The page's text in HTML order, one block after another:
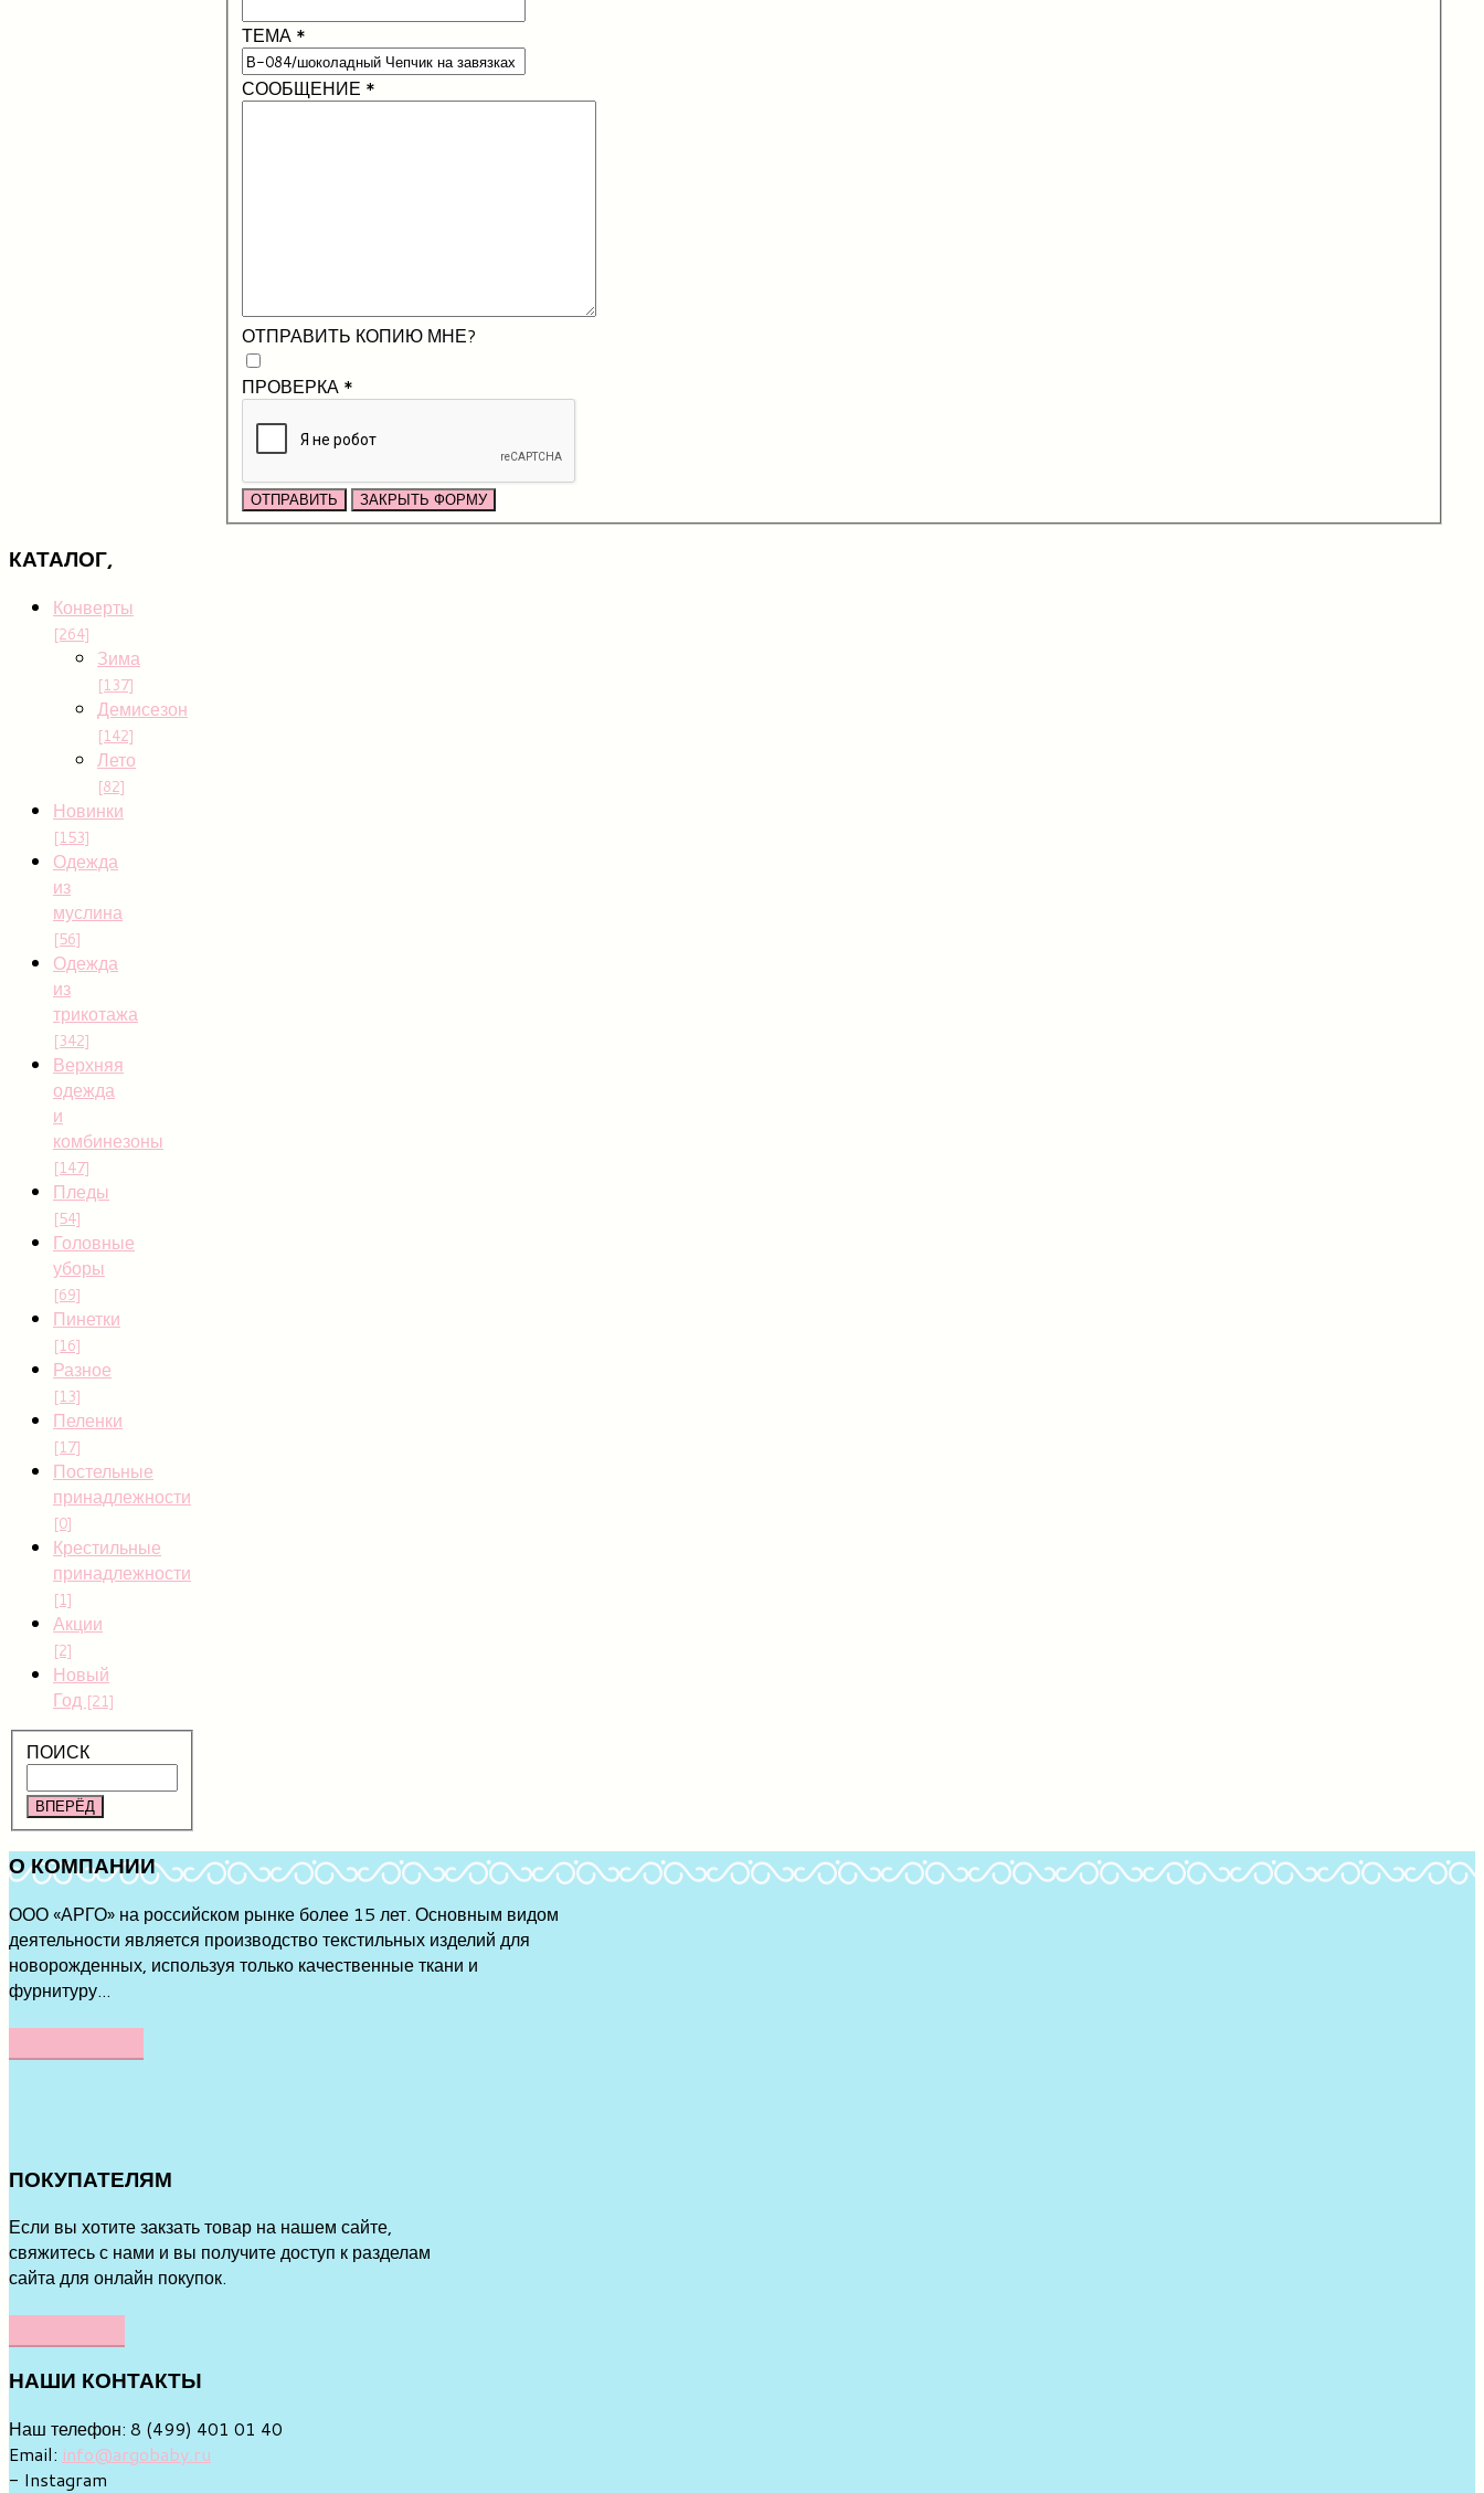
ТЕМА *
СООБЩЕНИЕ *
ОТПРАВИТЬ КОПИЮ МНЕ?
ПРОВЕРКА *
ОТПРАВИТЬ ЗАКРЫТЬ ФОРМУ
КАТАЛОГ,
Конверты
[264]
Зима
[137]
Демисезон
[142]
Лето
[82]
Новинки
[153]
Одежда
из
муслина
[56]
Одежда
из
трикотажа
[342]
Верхняя
одежда
и
комбинезоны
[147]
Пледы
[54]
Головные
уборы
[69]
Пинетки
[16]
Разное
[13]
Пеленки
[17]
Постельные
принадлежности
[0]
Крестильные
принадлежности
[1]
Акции
[2]
Новый
Год [21]
ПОИСК
ВПЕРЁД
ОКОМПАНИИ
ООО «АРГО» на российском рынке более 15 лет. Основным видом
деятельности является производство текстильных изделий для
новорожденных, используя только качественные ткани и
фурнитуру...
ПОКУПАТЕЛЯМ
Если вы хотите закзать товар на нашем сайте,
свяжитесь с нами и вы получите доступ к разделам
сайта для онлайн покупок.
НАШИ КОНТАКТЫ
Наш телефон: 8 (499) 401 01 40
Email: info@argobaby.ru
- Instagram